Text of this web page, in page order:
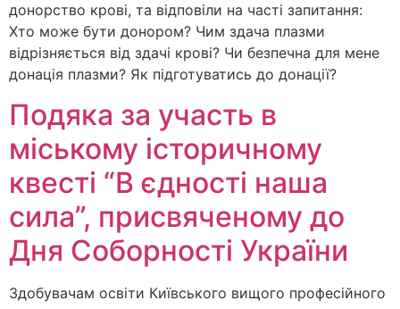
донорство крові, та відповіли на часті запитання:
Хто може бути донором? Чим здача плазми
відрізняється від здачі крові? Чи безпечна для мене
донація плазми? Як підготуватись до донації?
Подяка за участь в
міському історичному
квесті “В єдності наша
сила”, присвяченому до
Дня Соборності України
Здобувачам освіти Київського вищого професійного